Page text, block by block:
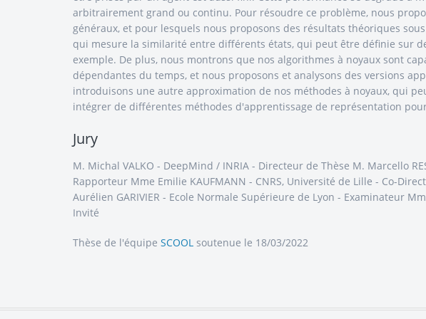
arbitrairement grand ou continu. Pour résoudre ce problème, nous
généraux, et pour lesquels nous proposons des résultats théoriques
qui mesure la similarité entre différents états, qui peut être définie sur
exemple. De plus, nous montrons que nos algorithmes à noyaux sont
dépendantes du temps, et nous proposons et analysons des versions
introduisons une autre approximation de nos méthodes à noyaux, qui
intégrer de différentes méthodes d'apprentissage de représentation
Jury
M. Michal VALKO - DeepMind / INRIA - Directeur de Thèse M. Marcello
Rapporteur Mme Emilie KAUFMANN - CNRS, Université de Lille - Co-
Aurélien GARIVIER - Ecole Normale Supérieure de Lyon - Examinateur
Invité
Thèse de l'équipe SCOOL soutenue le 18/03/2022